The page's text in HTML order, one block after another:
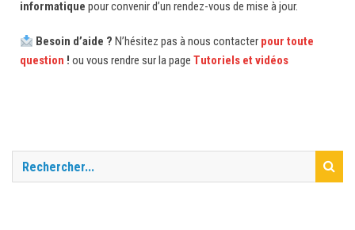
informatique pour convenir d’un rendez-vous de mise à jour.
Besoin d’aide ? N’hésitez pas à nous contacter pour toute
question ! ou vous rendre sur la page Tutoriels et vidéos